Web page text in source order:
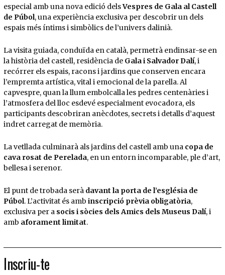
especial amb una nova edició delsVespres de Gala al Castell
de Púbol, una experiència exclusiva per descobrir un dels
espais més íntims i simbòlics de l’univers dalinià.
La visita guiada, conduïda en català, permetrà endinsar-se en
la història del castell, residència de Gala i Salvador Dalí, i
recórrer els espais, racons i jardins que conserven encara
l’empremta artística, vital i emocional de la parella. Al
capvespre, quan la llum embolcalla les pedres centenàries i
l’atmosfera del lloc esdevé especialment evocadora, els
participants descobriran anècdotes, secrets i detalls d’aquest
indret carregat de memòria.
La vetllada culminarà als jardins del castell amb una copa de
cava rosat de Perelada, en un entorn incomparable, ple d’art,
bellesa i serenor.
El punt de trobada serà davant la porta de l’església de
Púbol. L’activitat és ambinscripció prèvia obligatòria,
exclusiva per a socis i sòcies dels Amics dels Museus Dalí, i
amb aforament limitat.
Inscriu-te